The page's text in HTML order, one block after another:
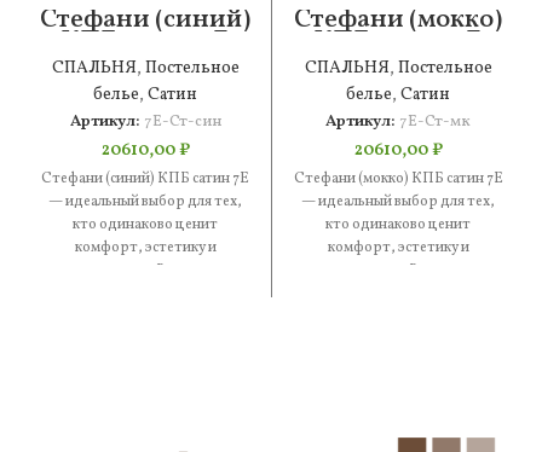
Стефани (синий)
КПБ сатин 7Е
СПАЛЬНЯ, Постельное
белье, Сатин
Артикул: 7Е-Ст-син
20610,00₽
Стефани (синий) КПБ сатин 7Е
— идеальный выбор для тех,
кто одинаково ценит
комфорт, эстетику и
практичность. В составе —
Стефани (мокко)
КПБ сатин 7Е
СПАЛЬНЯ, Постельное
белье, Сатин
Артикул: 7Е-Ст-мк
20610,00₽
Стефани (мокко) КПБ сатин 7Е
— идеальный выбор для тех,
кто одинаково ценит
комфорт, эстетику и
практичность. В составе —